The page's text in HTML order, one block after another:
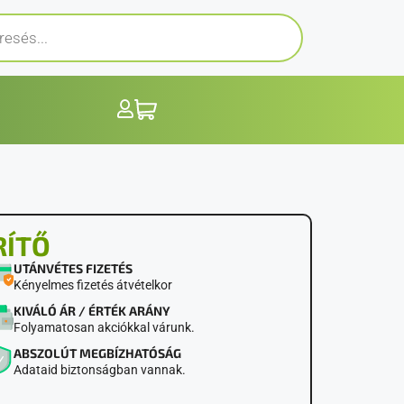
UTÁNVÉTES FIZETÉS
Kényelmes fizetés átvételkor
KIVÁLÓ ÁR / ÉRTÉK ARÁNY
Folyamatosan akciókkal várunk.
ABSZOLÚT MEGBÍZHATÓSÁG
Adataid biztonságban vannak.